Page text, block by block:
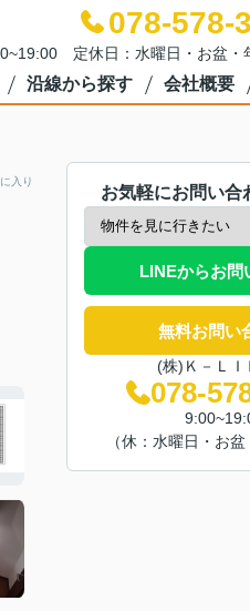
078-578-
定休日：水曜日・お盆・
沿線から探す 会社概要
入り
お気軽にお問い合
LINEからお問
無料お問い
(株)Ｋ－ＬＩ
078-
（休：水曜日・お盆